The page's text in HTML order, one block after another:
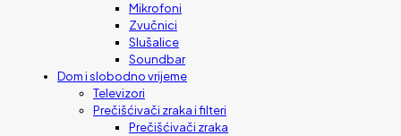
Mikrofoni
Zvučnici
Slušalice
Soundbar
Dom i slobodno vrijeme
Televizori
Prečišćivači zraka i filteri
Prečišćivači zraka